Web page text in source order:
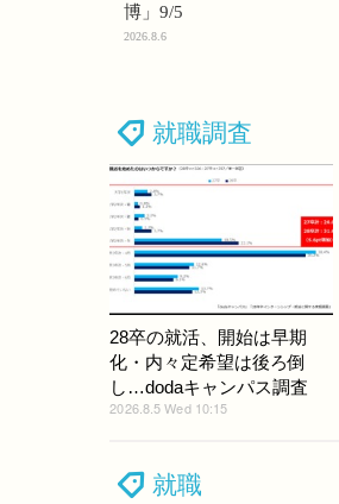
博」9/5
2026.8.6
就職調査
28卒の就活、開始は早期
化・内々定希望は後ろ倒
し…dodaキャンパス調査
2026.8.5 Wed 10:15
就職